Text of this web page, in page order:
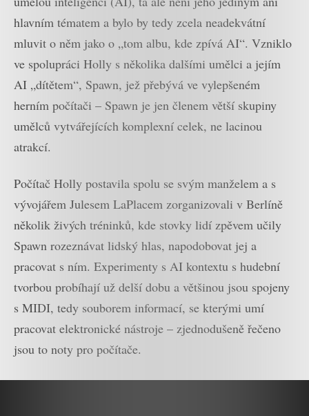
hlavním tématem a bylo by tedy zcela neadekvátní
mluvit o něm jako o „tom albu, kde zpívá AI“. Vzniklo
ve spolupráci Holly s několika dalšími umělci a jejím
AI „dítětem“, Spawn, jež přebývá ve vylepšeném
herním počítači – Spawn je jen členem větší skupiny
umělců vytvářejících komplexní celek, ne lacinou
atrakcí.
Počítač Holly postavila spolu se svým manželem a s
vývojářem Julesem LaPlacem zorganizovali v Berlíně
několik živých tréninků, kde stovky lidí zpěvem učily
Spawn rozeznávat lidský hlas, napodobovat jej a
pracovat s ním. Experimenty s AI kontextu s hudební
tvorbou probíhají už delší dobu a většinou jsou spojeny
s MIDI, tedy souborem informací, se kterými umí
pracovat elektronické nástroje – zjednodušeně řečeno
jsou to noty pro počítače.